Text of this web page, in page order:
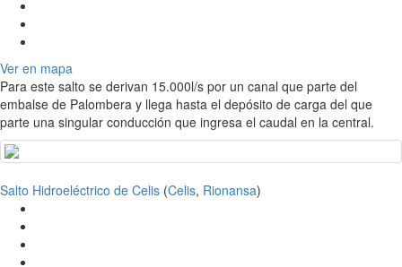
Ver en mapa
Para este salto se derivan 15.000l/s por un canal que parte del
embalse de Palombera y llega hasta el depósito de carga del que
parte una singular conducción que ingresa el caudal en la central.
Salto Hidroeléctrico de Celis (Celis, Rionansa)